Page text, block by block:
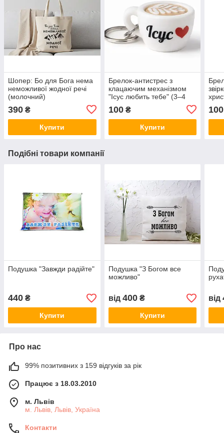
Шопер: Бо для Бога нема
неможливої жодної речі
(молочний)
390 ₴
Купити
Брелок-антистрес з
клацаючим механізмом
"Ісус любить тебе" (3–4
100₴
Купити
см
100
Подібні товари компанії
Подушка "Завжди радійте"
440 ₴
Купити
Подушка "З Богом все
можливо"
від 400₴
Купити
від
Про нас
99% позитивних з 159 відгуків за рік
Працює з 18.03.2010
м. Львів
м. Львів, Львів, Україна
Контакти